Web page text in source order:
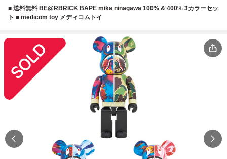
■ 送料無料 BE@RBRICK BAPE mika ninagawa 100% & 400% 3カラーセッ
ト ■ medicom toy メディコムトイ